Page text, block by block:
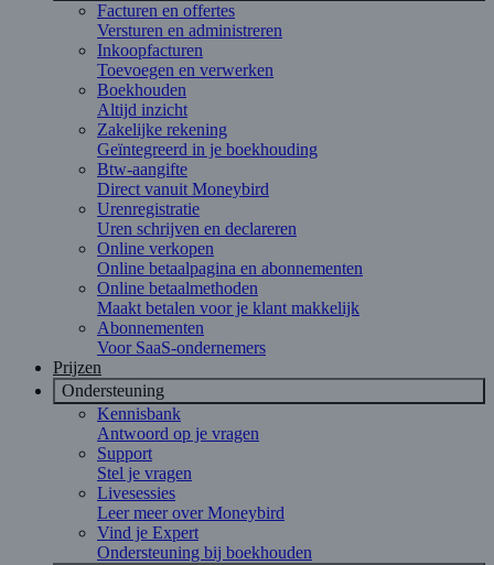
Facturen en offertes
Versturen en administreren
Inkoopfacturen
Toevoegen en verwerken
Boekhouden
Altijd inzicht
Zakelijke rekening
Geïntegreerd in je boekhouding
Btw-aangifte
Direct vanuit Moneybird
Urenregistratie
Uren schrijven en declareren
Online verkopen
Online betaalpagina en abonnementen
Online betaalmethoden
Maakt betalen voor je klant makkelijk
Abonnementen
Voor SaaS-ondernemers
Prijzen
Ondersteuning
Kennisbank
Antwoord op je vragen
Support
Stel je vragen
Livesessies
Leer meer over Moneybird
Vind je Expert
Ondersteuning bij boekhouden